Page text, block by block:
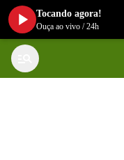
Tocando agora!
Ouça ao vivo /24h